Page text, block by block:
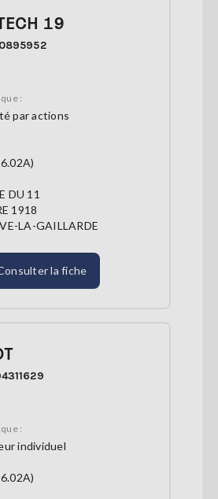
19
:
par actions
DU 11
1918
LA-GAILLARDE
la fiche
:
individuel